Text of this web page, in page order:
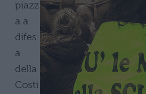
piazz
a a
difes
a
della
Costi